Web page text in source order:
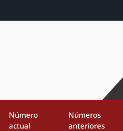
Número
actual
Números
anteriores